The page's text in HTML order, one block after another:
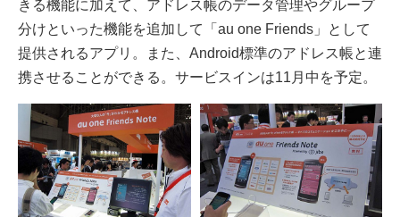
きる機能に加えて、アドレス帳のデータ管理やグループ
分けといった機能を追加して「au one Friends」として
提供されるアプリ。また、Android標準のアドレス帳と連
携させることができる。サービスインは11月中を予定。